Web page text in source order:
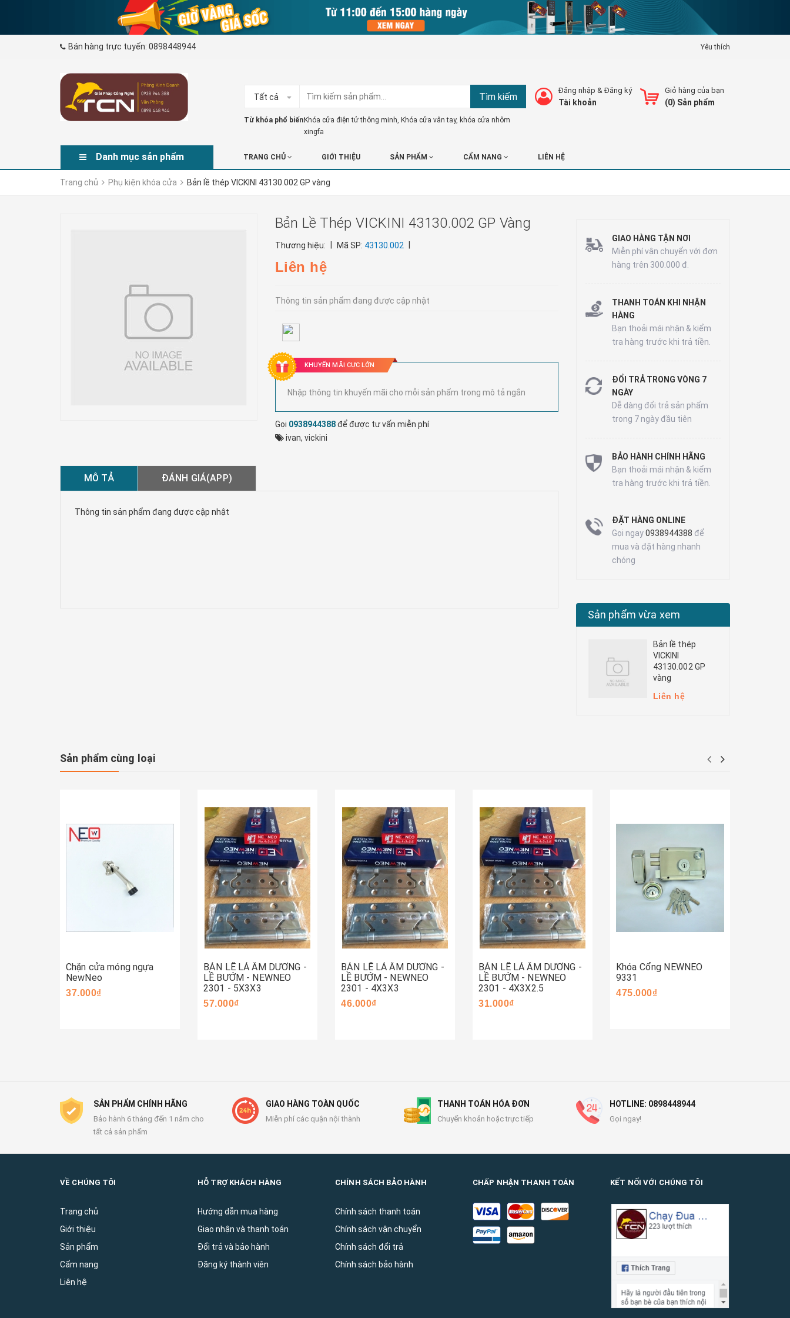
Bán hàng trực tuyến: 0898448944 Yêu thích
Tất cả Tìm kiếm
Từ khóa phổ biến:Khóa cửa điện tử thông minh, Khóa cửa vân tay, khóa cửa nhôm
xingfa
Giỏ hàng của bạn
(0) Sản phẩm
Đăng nhập &Đăng ký
Tài khoản
Danh mục sản phẩm TRANG CHỦ GIỚI THIỆU SẢN PHẨM CẨM NANG LIÊN HỆ
Trang chủ Phụ kiện khóa cửa Bản lề thép VICKINI 43130.002 GP vàng
Bản Lề Thép VICKINI 43130.002 GP Vàng
Thương hiệu: Mã SP: 43130.002
Liên hệ
Thông tin sản phẩm đang được cập nhật
KHUYẾN MÃI CỰC LỚN
Nhập thông tin khuyến mãi cho mỗi sản phẩm trong mô tả ngắn
Gọi 0938944388để được tư vấn miễn phí
ivan, vickini
MÔ TẢ ĐÁNH GIÁ(APP)
Thông tin sản phẩm đang được cập nhật
GIAO HÀNG TẬN NƠI
Miễn phí vận chuyển với đơn
hàng trên 300.000 đ.
THANH TOÁN KHI NHẬN
HÀNG
Bạn thoải mái nhận & kiểm
tra hàng trước khi trả tiền.
ĐỔI TRẢ TRONG VÒNG 7
NGÀY
Dễ dàng đổi trả sản phẩm
trong 7 ngày đầu tiên
BẢO HÀNH CHÍNH HÃNG
Bạn thoải mái nhận & kiểm
tra hàng trước khi trả tiền.
ĐẶT HÀNG ONLINE
Gọi ngay0938944388 để
mua và đặt hàng nhanh
chóng
Sản phẩm vừa xem
Bản lề thép
VICKINI
43130.002 GP
vàng
Liên hệ
Sản phẩm cùng loại
Chặn cửa móng ngựa
NewNeo
37.000₫
BẢN LỀ LÁ ÂM DƯƠNG -
LỀ BƯỚM - NEWNEO
2301 - 5X3X3
57.000₫
BẢN LỀ LÁ ÂM DƯƠNG -
LỀ BƯỚM - NEWNEO
2301 - 4X3X3
46.000₫
BẢN LỀ LÁ ÂM DƯƠNG -
LỀ BƯỚM - NEWNEO
2301 - 4X3X2.5
31.000₫
Khóa Cổng NEWNEO
9331
475.000₫
SẢN PHẨM CHÍNH HÃNG
Bảo hành 6 tháng đến 1 năm cho
tất cả sản phẩm
GIAO HÀNG TOÀN QUỐC
Miễn phí các quận nội thành
THANH TOÁN HÓA ĐƠN
Chuyển khoản hoặc trực tiếp
HOTLINE: 0898448944
Gọi ngay!
VỀ CHÚNG TÔI
Trang chủ
Giới thiệu
Sản phẩm
Cẩm nang
Liên hệ
HỖ TRỢ KHÁCH HÀNG
Hướng dẫn mua hàng
Giao nhận và thanh toán
Đổi trả và bảo hành
Đăng ký thành viên
CHÍNH SÁCH BẢO HÀNH
Chính sách thanh toán
Chính sách vận chuyển
Chính sách đổi trả
Chính sách bảo hành
CHẤP NHẬN THANH TOÁN KẾT NỐI VỚI CHÚNG TÔI